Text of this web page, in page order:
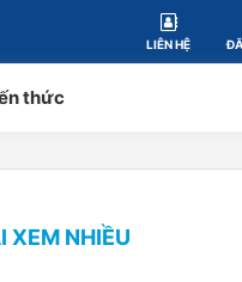
LIÊN HỆ
thức
XEM NHIỀU